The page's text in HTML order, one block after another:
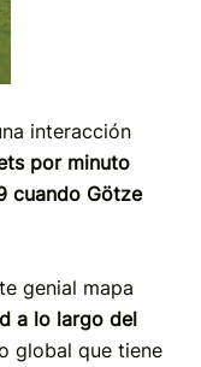
interacción
por minuto
cuando Götze
genial mapa
a lo largo del
global que tiene